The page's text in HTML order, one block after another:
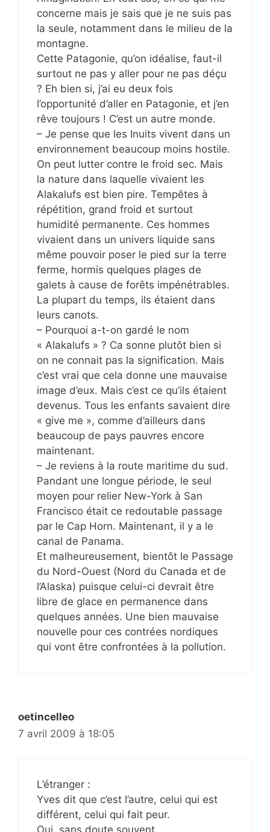
concerne mais je sais que je ne suis pas
la seule, notamment dans le milieu de la
montagne.
Cette Patagonie, qu’on idéalise, faut-il
surtout ne pas y aller pour ne pas déçu
? Eh bien si, j’ai eu deux fois
l’opportunité d’aller en Patagonie, et j’en
rêve toujours ! C’est un autre monde.
– Je pense que les Inuits vivent dans un
environnement beaucoup moins hostile.
On peut lutter contre le froid sec. Mais
la nature dans laquelle vivaient les
Alakalufs est bien pire. Tempêtes à
répétition, grand froid et surtout
humidité permanente. Ces hommes
vivaient dans un univers liquide sans
même pouvoir poser le pied sur la terre
ferme, hormis quelques plages de
galets à cause de forêts impénétrables.
La plupart du temps, ils étaient dans
leurs canots.
– Pourquoi a-t-on gardé le nom
« Alakalufs » ? Ca sonne plutôt bien si
on ne connait pas la signification. Mais
c’est vrai que cela donne une mauvaise
image d’eux. Mais c’est ce qu’ils étaient
devenus. Tous les enfants savaient dire
« give me », comme d’ailleurs dans
beaucoup de pays pauvres encore
maintenant.
– Je reviens à la route maritime du sud.
Pandant une longue période, le seul
moyen pour relier New-York à San
Francisco était ce redoutable passage
par le Cap Horn. Maintenant, il y a le
canal de Panama.
Et malheureusement, bientôt le Passage
du Nord-Ouest (Nord du Canada et de
l’Alaska) puisque celui-ci devrait être
libre de glace en permanence dans
quelques années. Une bien mauvaise
nouvelle pour ces contrées nordiques
qui vont être confrontées à la pollution.
oetincelleo
7 avril 2009 à 18:05
L’étranger :
Yves dit que c’est l’autre, celui qui est
différent, celui qui fait peur.
Oui, sans doute souvent.